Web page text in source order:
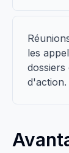
les
dossiers
d'action.